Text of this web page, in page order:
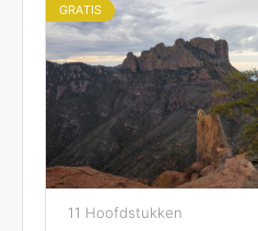
GRATIS
11 Hoofdstukken